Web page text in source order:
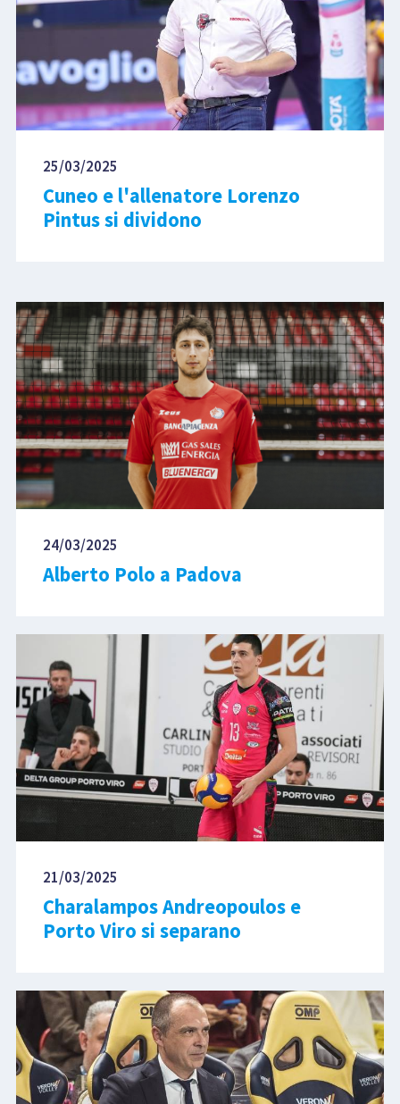
25/03/2025
Cuneo e l'allenatore Lorenzo
Pintus si dividono
24/03/2025
Alberto Polo a Padova
21/03/2025
Charalampos Andreopoulos e
Porto Viro si separano